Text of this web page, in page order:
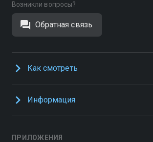
Возникли вопросы?
Обратная связь
Как смотреть
Информация
ПРИЛОЖЕНИЯ